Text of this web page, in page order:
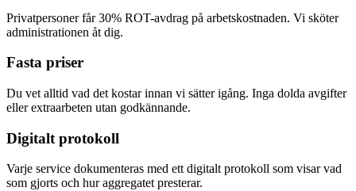
Privatpersoner får 30% ROT-avdrag på arbetskostnaden. Vi sköter
administrationen åt dig.
Fasta priser
Du vet alltid vad det kostar innan vi sätter igång. Inga dolda avgifter
eller extraarbeten utan godkännande.
Digitalt protokoll
Varje service dokumenteras med ett digitalt protokoll som visar vad
som gjorts och hur aggregatet presterar.